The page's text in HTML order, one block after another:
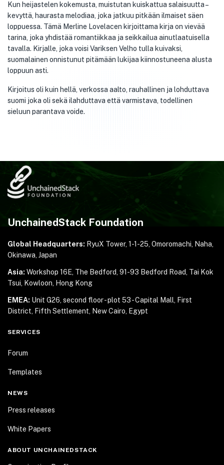
Kun heijastelen kokemusta, muistutan kuiskattua salaisuutta –
kevyttä, haurasta melodiaa, joka jatkuu pitkään ilmaiset säen
loppuessa. Tämä Merline Lovelacen kirjoittama kirja on vievää
tarina, joka yhdistää romantiikkaa ja seikkailua ainutlaatuisella
tavalla. Kirjalle, joka voisi Variksen Velho tulla kuivaksi,
suomalainen onnistunut pitämään lukijaa kiinnostuneena alusta
loppuun asti.
Kirjoitus oli kuin hellä, verkossa aalto, rauhallinen ja lohduttava
suomi joka oli sekä ilahduttava että varmistava, todellinen
sieluun parantava voide.
UnchainedStack Foundation
Global Headquarters: RyuX Tower, 1-1-25, Omoromachi, Naha,
Okinawa, Japan
Asia: Workshop 16E, The Bedford, 91-93 Bedford Road, Tai Kok
Tsui, Kowloon, Hong Kong
EMEA: Unit G26, second floor - plot 53 - Capital Mall,
First
District, Fifth Settlement, New Cairo, Egypt
SERVICES
Forum
Templates
NEWS
Press releases
White Papers
ABOUT UNCHAINEDSTACK